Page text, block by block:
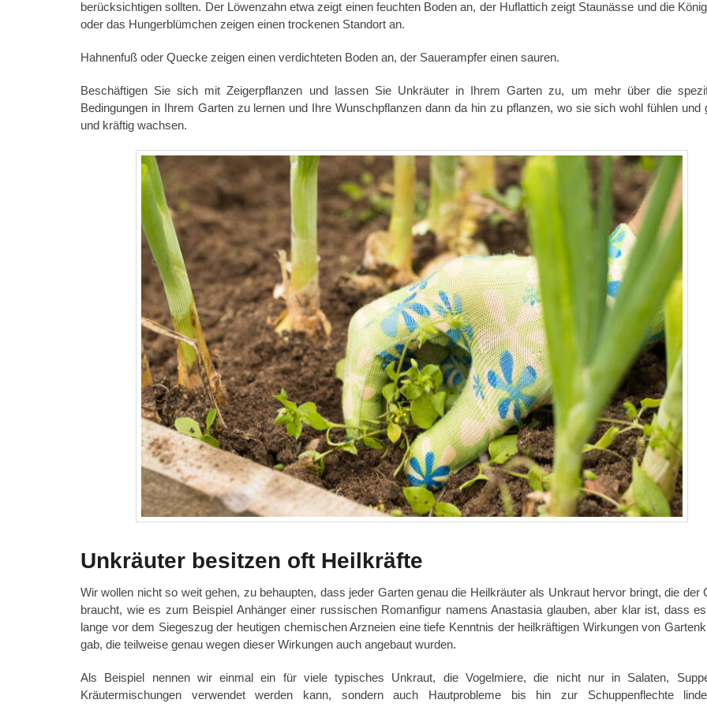
berücksichtigen sollten. Der Löwenzahn etwa zeigt einen feuchten Boden an, der Huflattich zeigt Staunässe und die
oder das Hungerblümchen zeigen einen trockenen Standort an.
Hahnenfuß oder Quecke zeigen einen verdichteten Boden an, der Sauerampfer einen sauren.
Beschäftigen Sie sich mit Zeigerpflanzen und lassen Sie Unkräuter in Ihrem Garten zu, um mehr über die
Bedingungen in Ihrem Garten zu lernen und Ihre Wunschpflanzen dann da hin zu pflanzen, wo sie sich wohl fühlen und
und kräftig wachsen.
Unkräuter besitzen oft Heilkräfte
Wir wollen nicht so weit gehen, zu behaupten, dass jeder Garten genau die Heilkräuter als Unkraut hervor bringt, die der
braucht, wie es zum Beispiel Anhänger einer russischen Romanfigur namens Anastasia glauben, aber klar ist, dass
lange vor dem Siegeszug der heutigen chemischen Arzneien eine tiefe Kenntnis der heilkräftigen Wirkungen von
gab, die teilweise genau wegen dieser Wirkungen auch angebaut wurden.
Als Beispiel nennen wir einmal ein für viele typisches Unkraut, die Vogelmiere, die nicht nur in Salaten,
Kräutermischungen verwendet werden kann, sondern auch Hautprobleme bis hin zur Schuppenflechte